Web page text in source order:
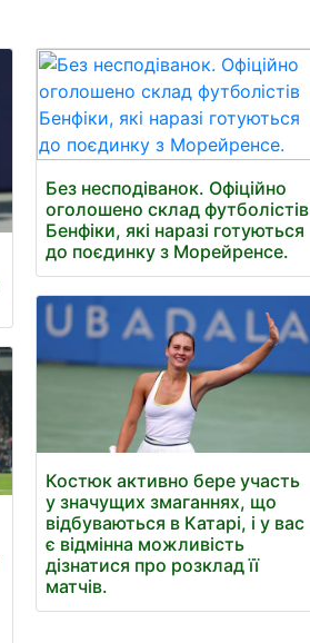
Без несподіванок. Офіційно
оголошено склад футболістів
Бенфіки, які наразі готуються
до поєдинку з Морейренсе.
Костюк активно бере участь
у значущих змаганнях, що
відбуваються в Катарі, і у вас
є відмінна можливість
дізнатися про розклад її
матчів.